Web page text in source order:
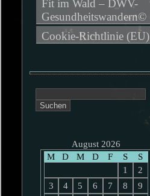
Fit im Wald – DWV-
Gesundheitswandern©
Cookie-Richtlinie (EU)
nach:
August 2026
M
D M D F S
S
1
2
3
4 5 6 7 8
9